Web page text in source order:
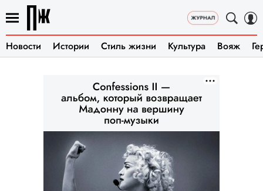
Новости Истории Стиль жизни Культура Вояж